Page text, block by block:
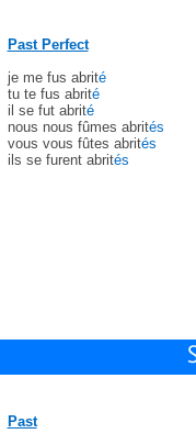
Past Perfect
je me fus abrité
tu te fus abrité
il se fut abrité
nous nous fûmes abrités
vous vous fûtes abrités
ils se furent abrités
Past